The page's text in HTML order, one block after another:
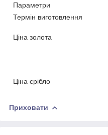
Параметри
Термін виготовлення
Ціна золота
Ціна срібло
Приховати